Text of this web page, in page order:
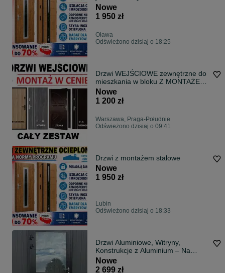
Nowe
1 950 zł
Oława
Odświeżono dzisiaj o 18:25
Drzwi WEJŚCIOWE zewnętrzne do
mieszkania w bloku Z MONTAŻEM
na klatkę
Nowe
1 200 zł
Warszawa, Praga-Południe
Odświeżono dzisiaj o 09:41
Drzwi z montażem stalowe
Nowe
1 950 zł
Lubin
Odświeżono dzisiaj o 18:33
Drzwi Aluminiowe, Witryny,
Konstrukcje z Aluminium – Na
Wymiar / Producent szybki termin
Nowe
2 699 zł